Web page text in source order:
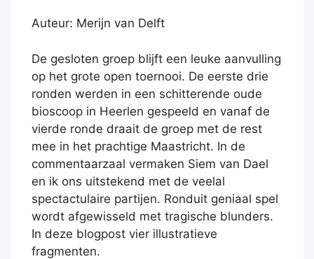
Auteur: Merijn van Delft
De gesloten groep blijft een leuke aanvulling
op het grote open toernooi. De eerste drie
ronden werden in een schitterende oude
bioscoop in Heerlen gespeeld en vanaf de
vierde ronde draait de groep met de rest
mee in het prachtige Maastricht. In de
commentaarzaal vermaken Siem van Dael
en ik ons uitstekend met de veelal
spectactulaire partijen. Ronduit geniaal spel
wordt afgewisseld met tragische blunders.
In deze blogpost vier illustratieve
fragmenten.